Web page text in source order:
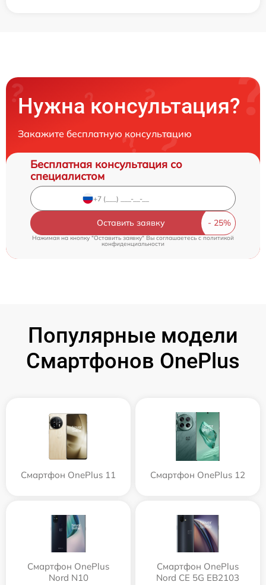
Нужна консультация?
Закажите бесплатную консультацию
Бесплатная консультация со
специалистом
Оставить заявку
Нажимая на кнопку "Оставить заявку" Вы соглашаетесь c политикой
конфиденциальности
Популярные модели
Смартфонов OnePlus
Смартфон OnePlus 11 Смартфон OnePlus 12
Смартфон OnePlus
Nord N10
Смартфон OnePlus
Nord CE 5G EB2103